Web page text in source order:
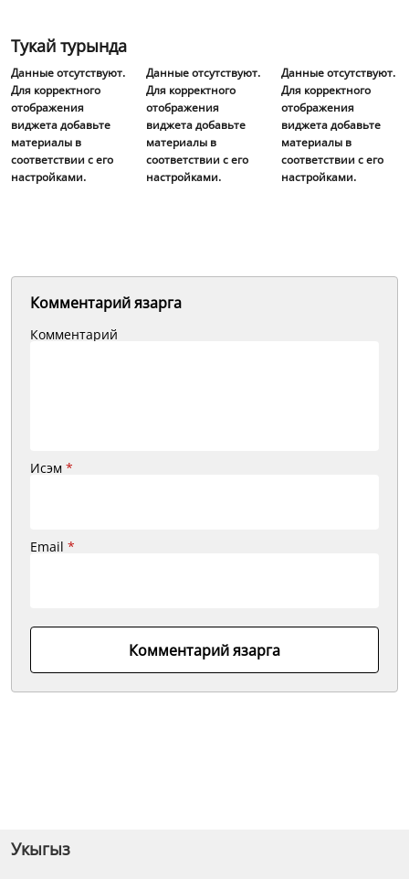
Тукай турында
Данные отсутствуют.
Для корректного
отображения
виджета добавьте
материалы в
соответствии с его
настройками.
Данные отсутствуют.
Для корректного
отображения
виджета добавьте
материалы в
соответствии с его
настройками.
Данные отсутствуют.
Для корректного
отображения
виджета добавьте
материалы в
соответствии с его
настройками.
Комментарий язарга
Комментарий
Исэм *
Email *
Комментарий язарга
Укыгыз